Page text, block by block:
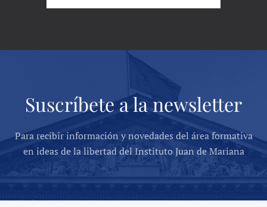
Suscríbete a la newsletter
Para recibir información y novedades del área formativa
en ideas de la libertad del Instituto Juan de Mariana